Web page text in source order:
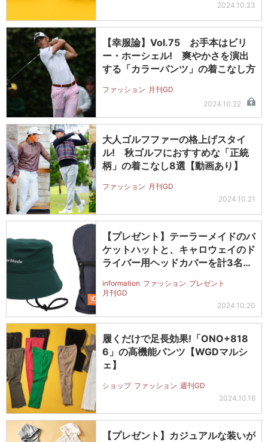
2024.10.23
【幸服論】Vol.75 お手本はビリ
ー・ホーシェル! 爽やかさを演出
する「カラーパンツ」の着こなし方
ファッション 月刊GD
2024.10.22
大人ゴルフファーの格上げスタイ
ル! 秋ゴルフにおすすめな「正統
柄」の着こなし8選【動画あり】
ファッション 月刊GD
2024.10.21
【プレゼント】テーラーメイドのバ
ケットハットと、キャロウェイのド
ライバー用ヘッドカバーを計3名様
information ファッション プレゼント
月刊GD
2024.10.20
履くだけで足長効果!「ONO+818
6」の高機能パンツ【WGDマルシ
ェ】
ショップ ファッション 週刊GD
2024.10.16
【プレゼント】カジュアルな装いが